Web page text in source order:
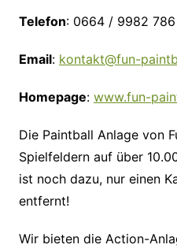
Telefon: 0664 / 9982 786
Email: kontakt@fun-
Homepage: www.fun-
Die Paintball Anlage von
Spielfeldern auf über
ist noch dazu, nur einen
entfernt!
Wir bieten die Action-